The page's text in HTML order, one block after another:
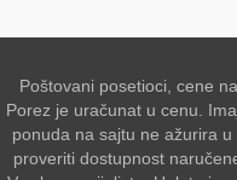
Poštovani posetioci, cene
Porez je uračunat u cenu.
ponuda na sajtu ne ažurira
proveriti dostupnost